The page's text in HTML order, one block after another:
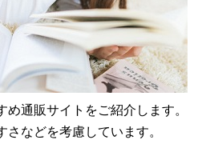
め通販サイトをご紹介します。
などを考慮しています。